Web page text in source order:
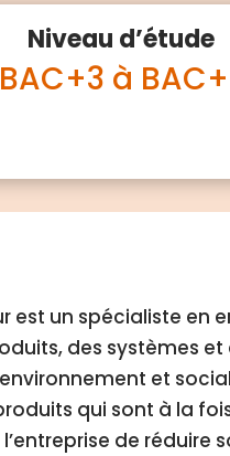
Niveau d’étude
BAC+3 à
est un spécialiste en
des systèmes
et
qui sont à la
de réduire